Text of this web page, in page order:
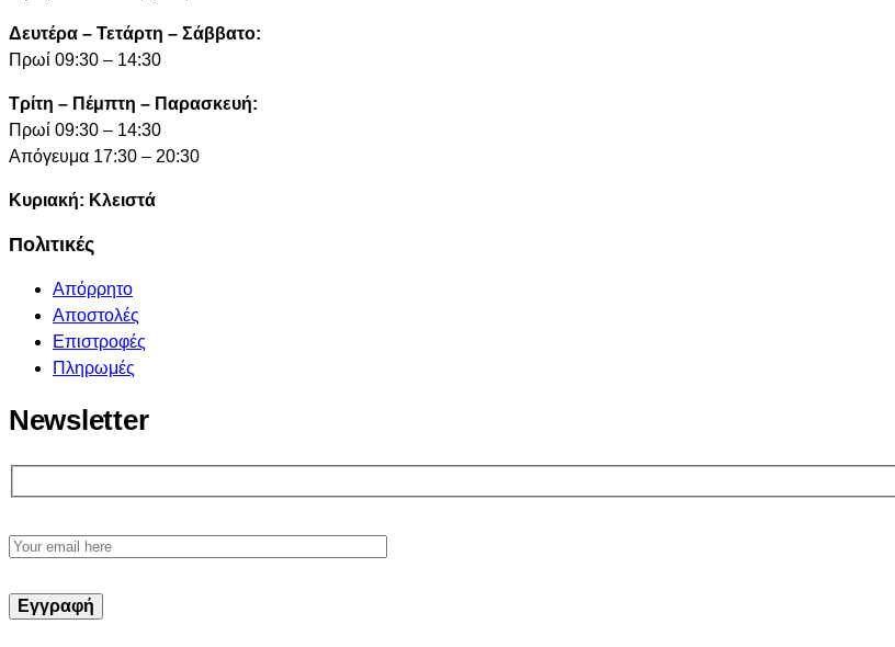
Δευτέρα – Τετάρτη – Σάββατο:
Πρωί 09:30 – 14:30
Τρίτη – Πέμπτη – Παρασκευή:
Πρωί 09:30 – 14:30
Απόγευμα 17:30 – 20:30
Κυριακή: Κλειστά
Πολιτικές
Απόρρητο
Αποστολές
Επιστροφές
Πληρωμές
Newsletter